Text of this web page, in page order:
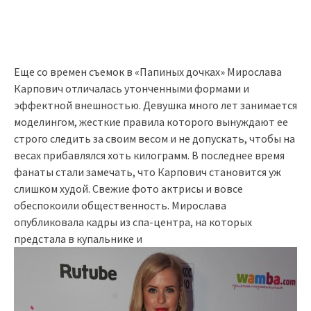
Еще со времен съемок в «Папиных дочках» Мирослава
Карпович отличалась утонченными формами и
эффектной внешностью. Девушка много лет занимается
моделингом, жесткие правила которого вынуждают ее
строго следить за своим весом и не допускать, чтобы на
весах прибавлялся хоть килограмм. В последнее время
фанаты стали замечать, что Карпович становится уж
слишком худой. Свежие фото актрисы и вовсе
обеспокоили общественность. Мирослава
опубликовала кадры из спа-центра, на которых
предстала в купальнике и